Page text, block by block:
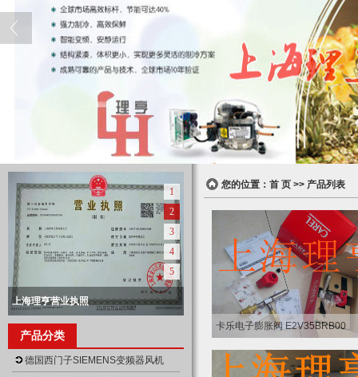
上海理亨营业执照正本
null
上海理亨营业执照
上海理亨仓库
null
上海理亨仓库
null
上海理亨仓库
null
1
2
3
4
5
产品分类
德国西门子SIEMENS变频器风机
您的位置： 首 页 >> 产品列表
卡乐电子膨胀阀 E2V35BRB00